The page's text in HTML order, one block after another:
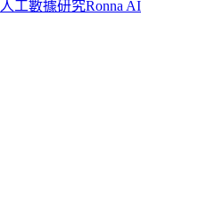
人工數據研究Ronna AI